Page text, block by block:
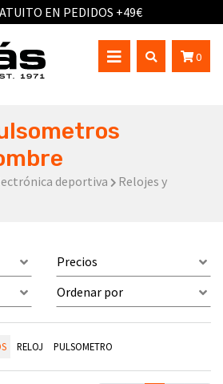
EN PEDIDOS +49€
0
deportiva
Relojes y
Precios
Ordenar por
RELOJ PULSOMETRO